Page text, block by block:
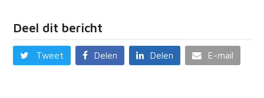
Deel dit bericht
Tweet Delen Delen E-mail